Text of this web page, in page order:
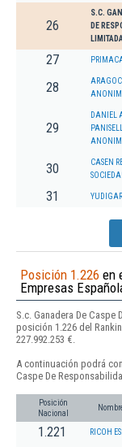
26
S.C.
DE
LIMITADA
27
28
29
DANIEL
30
CASEN
31 YUDIGAR
Posición 1.226 en
Empresas
S.c. Ganadera De
posición 1.226 del
227.992.253 €.
A continuación podrá
Caspe De
Posición
Nacional
1.221 RICOH